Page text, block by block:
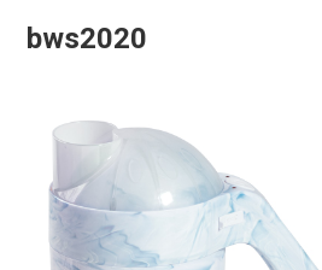
bws2020